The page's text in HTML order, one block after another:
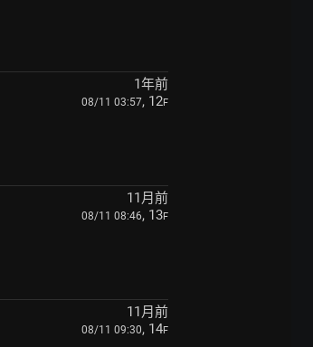
1年前
08/11 03:57, 12F
11月前
08/11 08:46, 13F
11月前
08/11 09:30, 14F